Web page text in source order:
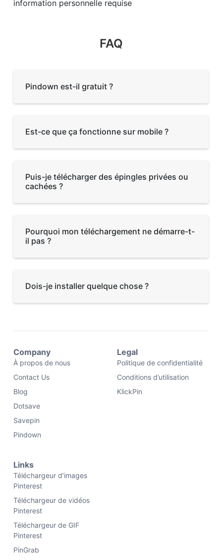
information personnelle requise
FAQ
Pindown est-il gratuit ?
Est-ce que ça fonctionne sur mobile ?
Puis-je télécharger des épingles privées ou
cachées ?
Pourquoi mon téléchargement ne démarre-t-
il pas ?
Dois-je installer quelque chose ?
Company
À propos de nous
Contact Us
Blog
Dotsave
Savepin
Pindown
Legal
Politique de confidentialité
Conditions d’utilisation
KlickPin
Links
Téléchargeur d’images
Pinterest
Téléchargeur de vidéos
Pinterest
Téléchargeur de GIF
Pinterest
PinGrab